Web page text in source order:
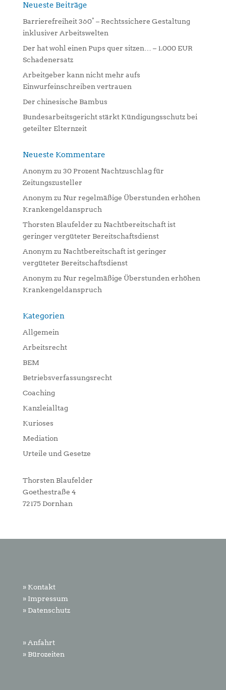
n
v
e
:
Neueste Beiträge
Barrierefreiheit 360° – Rechtssichere Gestaltung
inklusiver Arbeitswelten
Der hat wohl einen Pups quer sitzen… – 1.000 EUR
Schadenersatz
Arbeitgeber kann nicht mehr aufs
Einwurfeinschreiben vertrauen
Der chinesische Bambus
Bundesarbeitsgericht stärkt Kündigungsschutz bei
geteilter Elternzeit
Neueste Kommentare
Anonym zu 30 Prozent Nachtzuschlag für
Zeitungszusteller
Anonym zu Nur regelmäßige Überstunden erhöhen
Krankengeldanspruch
Thorsten Blaufelder zu Nachtbereitschaft ist
geringer vergüteter Bereitschaftsdienst
Anonym zu Nachtbereitschaft ist geringer
vergüteter Bereitschaftsdienst
Anonym zu Nur regelmäßige Überstunden erhöhen
Krankengeldanspruch
Kategorien
Allgemein
Arbeitsrecht
BEM
Betriebsverfassungsrecht
Coaching
Kanzleialltag
Kurioses
Mediation
Urteile und Gesetze
Thorsten Blaufelder
Goethestraße 4
72175 Dornhan
» Kontakt
» Impressum
» Datenschutz
» Anfahrt
» Bürozeiten